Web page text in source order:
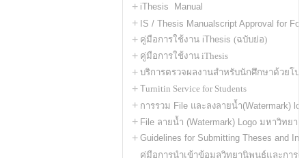
+ iThesis Manual
+ IS / Thesis Manualscript Approval for
+ คู่มือการใช้งาน iThesis (ฉบับย่อ)
+ คู่มือการใช้งาน iThesis
+ บริการตรวจผลงานสำหรับนักศึกษาด้วยโป
+ Turnitin Service for Students
+ การรวม File และลงลายน้ำ(Watermark)
+ File ลายน้ำ (Watermark) Logo มหาวิทยาลั
+ Guidelines for Submitting Theses and
คู่มือการนำเข้าข้อมูลวิทยานิพนธ์และการ